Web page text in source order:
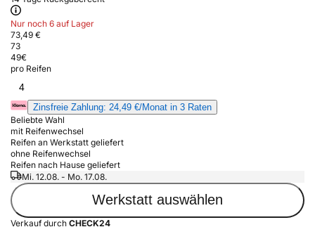
Nur noch 6 auf Lager
73,49 €
73
49€
pro Reifen
4
Zinsfreie Zahlung: 24,49 €/Monat in 3 Raten
Beliebte Wahl
mit Reifenwechsel
Reifen an Werkstatt geliefert
ohne Reifenwechsel
Reifen nach Hause geliefert
Mi. 12.08. - Mo. 17.08.
Werkstatt auswählen
Verkauf durch CHECK24